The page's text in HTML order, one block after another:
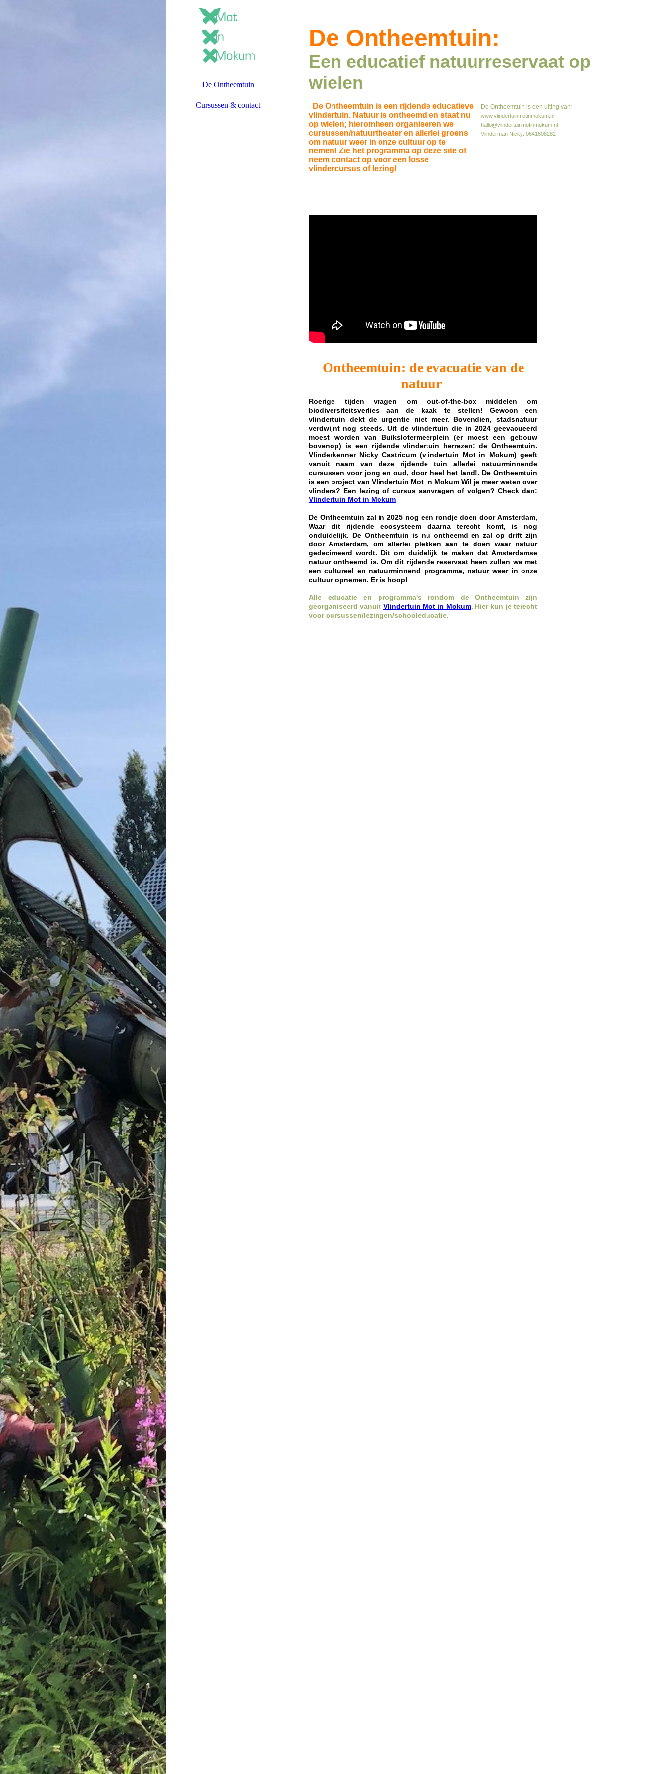
De Ontheemtuin
Cursussen & contact
De Ontheemtuin:
Een educatief natuurreservaat op
wielen
De Ontheemtuin is een rijdende educatieve
vlindertuin. Natuur is ontheemd en staat nu
op wielen; hieromheen organiseren we
cursussen/natuurtheater en allerlei groens
om natuur weer in onze cultuur op te
nemen! Zie het programma op deze site of
neem contact op voor een losse
vlindercursus of lezing!
De Ontheemtuin is een uiting van:
www.vlindertuinmotinmokum.nl
hallo@vlindertuinmotinmokum.nl
Vlinderman Nicky: 0641608282
Ontheemtuin: de evacuatie van de
natuur
Roerige tijden vragen om out-of-the-box middelen om
biodiversiteitsverlies aan de kaak te stellen! Gewoon een
vlindertuin dekt de urgentie niet meer. Bovendien, stadsnatuur
verdwijnt nog steeds. Uit de vlindertuin die in 2024 geevacueerd
moest worden van Buikslotermeerplein (er moest een gebouw
bovenop) is een rijdende vlindertuin herrezen: de Ontheemtuin.
Vlinderkenner Nicky Castricum (vlindertuin Mot in Mokum) geeft
vanuit naam van deze rijdende tuin allerlei natuurminnende
cursussen voor jong en oud, door heel het land!. De Ontheemtuin
is een project van Vlindertuin Mot in Mokum Wil je meer weten over
vlinders? Een lezing of cursus aanvragen of volgen? Check dan:
Vlindertuin Mot in Mokum
De Ontheemtuin zal in 2025 nog een rondje doen door Amsterdam,
Waar dit rijdende ecosysteem daarna terecht komt, is nog
onduidelijk. De Ontheemtuin is nu ontheemd en zal op drift zijn
door Amsterdam, om allerlei plekken aan te doen waar natuur
gedecimeerd wordt. Dit om duidelijk te maken dat Amsterdamse
natuur ontheemd is. Om dit rijdende reservaat heen zullen we met
een cultureel en natuurminnend programma, natuur weer in onze
cultuur opnemen. Er is hoop!
Alle educatie en programma's rondom de Ontheemtuin zijn
georganiseerd vanuit Vlindertuin Mot in Mokum. Hier kun je terecht
voor cursussen/lezingen/schooleducatie.